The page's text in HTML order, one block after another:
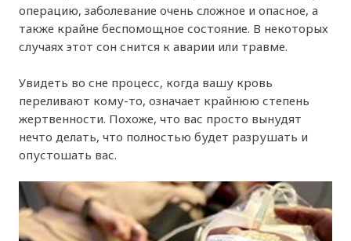
операцию, заболевание очень сложное и опасное, а
также крайне беспомощное состояние. В некоторых
случаях этот сон снится к аварии или травме.
Увидеть во сне процесс, когда вашу кровь
переливают кому-то, означает крайнюю степень
жертвенности. Похоже, что вас просто вынудят
нечто делать, что полностью будет разрушать и
опустошать вас.